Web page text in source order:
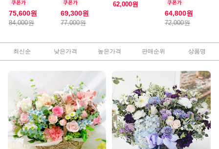
75,600원
84,000원
69,300원
77,000원
62,000원
64,800원
72,000원
최신순 낮은가격 높은가격 판매순위 상품명